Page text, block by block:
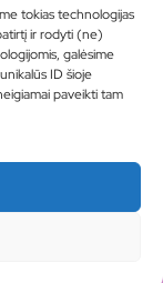
tokias technologijas
ir rodyti (ne)
galėsime
ID šioje
paveikti tam